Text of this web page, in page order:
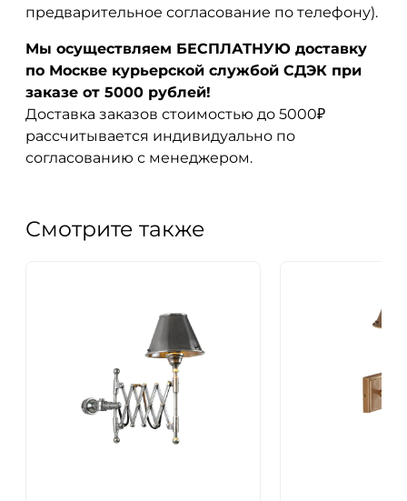
предварительное согласование по телефону).
Мы осуществляем БЕСПЛАТНУЮ доставку
по Москве курьерской службой СДЭК при
заказе от 5000 рублей!
Доставка заказов стоимостью до 5000₽
рассчитывается индивидуально по
согласованию с менеджером.
Смотрите также